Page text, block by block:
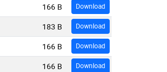
166 B Download
183 B Download
166 B Download
166 B Download